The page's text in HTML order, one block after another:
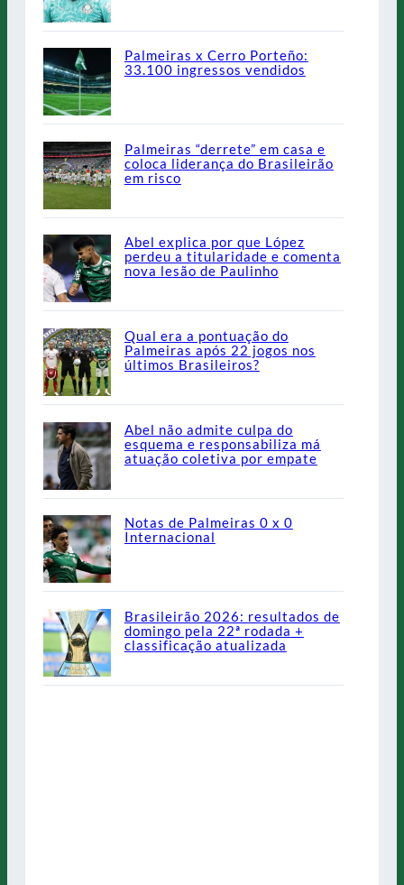
Palmeiras x Cerro Porteño:
33.100 ingressos vendidos
Palmeiras “derrete” em casa e
coloca liderança do Brasileirão
em risco
Abel explica por que López
perdeu a titularidade e comenta
nova lesão de Paulinho
Qual era a pontuação do
Palmeiras após 22 jogos nos
últimos Brasileiros?
Abel não admite culpa do
esquema e responsabiliza má
atuação coletiva por empate
Notas de Palmeiras 0 x 0
Internacional
Brasileirão 2026: resultados de
domingo pela 22ª rodada +
classificação atualizada